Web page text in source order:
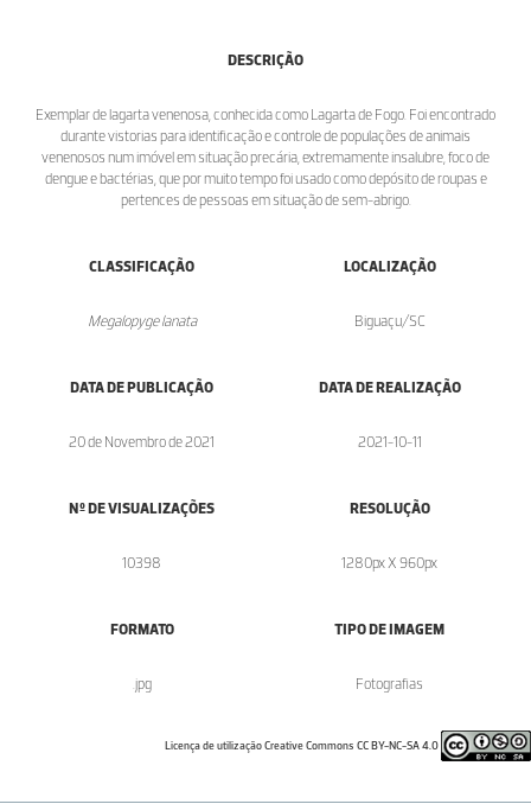
DESCRIÇÃO
Exemplar de lagarta venenosa, conhecida como Lagarta de Fogo. Foi encontrado
durante vistorias para identificação e controle de populações de animais
venenosos num imóvel em situação precária, extremamente insalubre, foco de
dengue e bactérias, que por muito tempo foi usado como depósito de roupas e
pertences de pessoas em situação de sem-abrigo.
CLASSIFICAÇÃO
Megalopyge lanata
LOCALIZAÇÃO
Biguaçu/SC
DATA DE PUBLICAÇÃO
20 de Novembro de 2021
DATA DE REALIZAÇÃO
2021-10-11
Nº DE VISUALIZAÇÕES
10398
RESOLUÇÃO
1280px X 960px
FORMATO
.jpg
TIPO DE IMAGEM
Fotografias
Licença de utilização Creative Commons CC BY-NC-SA 4.0